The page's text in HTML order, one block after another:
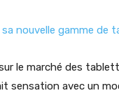
nouvelle gamme de
le marché des
sensation avec un